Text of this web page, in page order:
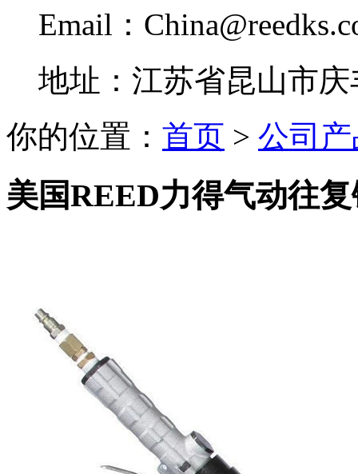
Email：
地址：江苏省昆山市庆
你的位置： 首页 > 公司
美国REED力得气动往